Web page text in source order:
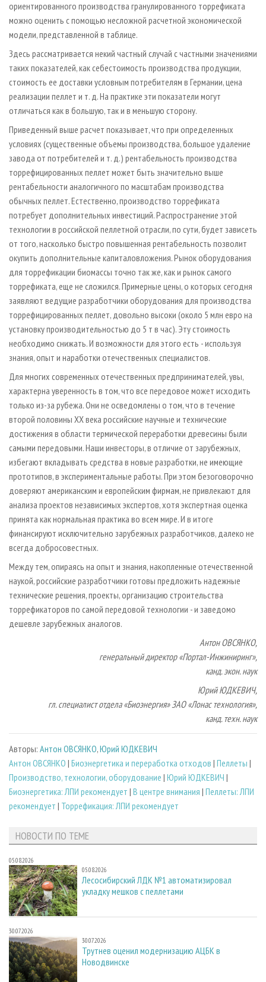
ориентированного производства гранулированного торрефиката
можно оценить с помощью несложной расчетной экономической
модели, представленной в таблице.
Здесь рассматривается некий частный случай с частными значениями
таких показателей, как себестоимость производства продукции,
стоимость ее доставки условным потребителям в Германии, цена
реализации пеллет и т. д. На практике эти показатели могут
отличаться как в большую, так и в меньшую сторону.
Приведенный выше расчет показывает, что при определенных
условиях (существенные объемы производства, большое удаление
завода от потребителей и т. д.) рентабельность производства
торрефицированных пеллет может быть значительно выше
рентабельности аналогичного по масштабам производства
обычных пеллет. Естественно, производство торрефиката
потребует дополнительных инвестиций. Распространение этой
технологии в российской пеллетной отрасли, по сути, будет зависеть
от того, насколько быстро повышенная рентабельность позволит
окупить дополнительные капиталовложения. Рынок оборудования
для торрефикации биомассы точно так же, как и рынок самого
торрефиката, еще не сложился. Примерные цены, о которых сегодня
заявляют ведущие разработчики оборудования для производства
торрефицированных пеллет, довольно высоки (около 5 млн евро на
установку производительностью до 5 т в час). Эту стоимость
необходимо снижать. И возможности для этого есть - используя
знания, опыт и наработки отечественных специалистов.
Для многих современных отечественных предпринимателей, увы,
характерна уверенность в том, что все передовое может исходить
только из­-за рубежа. Они не осведомлены о том, что в течение
второй половины XX века российские научные и технические
достижения в области термической переработки древесины были
самыми передовыми. Наши инвесторы, в отличие от зарубежных,
избегают вкладывать средства в новые разработки, не имеющие
прототипов, в экспериментальные работы. При этом безоговорочно
доверяют американским и европейским фирмам, не привлекают для
анализа проектов независимых экспертов, хотя экспертная оценка
принята как нормальная практика во всем мире. И в итоге
финансируют исключительно зарубежных разработчиков, далеко не
всегда добросовестных.
Между тем, опираясь на опыт и знания, накопленные отечественной
наукой, российские разработчики готовы предложить надежные
технические решения, проекты, организацию строительства
торрефикаторов по самой передовой технологии - и заведомо
дешевле зарубежных аналогов.
Антон ОВСЯНКО,
генеральный директор «Портал-Инжиниринг»,
канд. экон. наук
Юрий ЮДКЕВИЧ,
гл. специалист отдела «Биоэнергия» ЗАО «Лонас технология»,
канд. техн. наук
Авторы: Антон ОВСЯНКО,Юрий ЮДКЕВИЧ
Антон ОВСЯНКО | Биoэнергетика и переработка отходов | Пеллеты |
Производство, технологии, оборудование | Юрий ЮДКЕВИЧ |
Биоэнергетика: ЛПИ рекомендует | В центре внимания | Пеллеты: ЛПИ
рекомендует | Торрефикация: ЛПИ рекомендует
НОВОСТИ ПО ТЕМЕ
05.08.2026
05.08.2026
Лесосибирский ЛДК №1 автоматизировал
укладку мешков с пеллетами
30.07.2026
30.07.2026
Трутнев оценил модернизацию АЦБК в
Новодвинске